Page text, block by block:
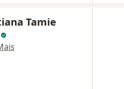
Tamie